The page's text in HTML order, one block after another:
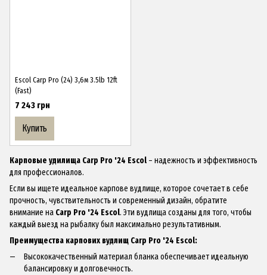
Escol Carp Pro (24) 3,6м 3.5lb 12ft
(Fast)
7 243 грн
Купить
Карповые удилища Carp Pro '24 Escol – надежность и эффективность
для профессионалов.
Если вы ищете идеальное карпове вудлище, которое сочетает в себе
прочность, чувствительность и современный дизайн, обратите
внимание на Carp Pro '24 Escol. Эти вудлища созданы для того, чтобы
каждый выезд на рыбалку был максимально результативным.
Преимущества карпових вудлищ Carp Pro '24 Escol:
Высококачественный материал бланка обеспечивает идеальную
балансировку и долговечность.